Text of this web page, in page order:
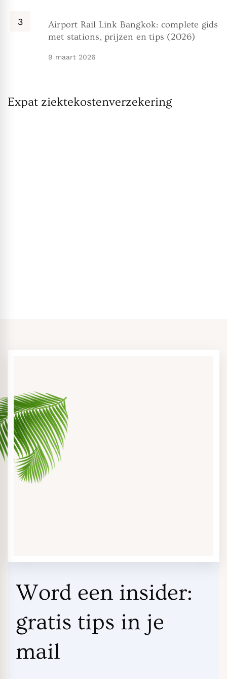
Airport Rail Link Bangkok: complete gids
met stations, prijzen en tips (2026)
9 maart 2026
Expat ziektekostenverzekering
Word een insider:
gratis tips in je
mail